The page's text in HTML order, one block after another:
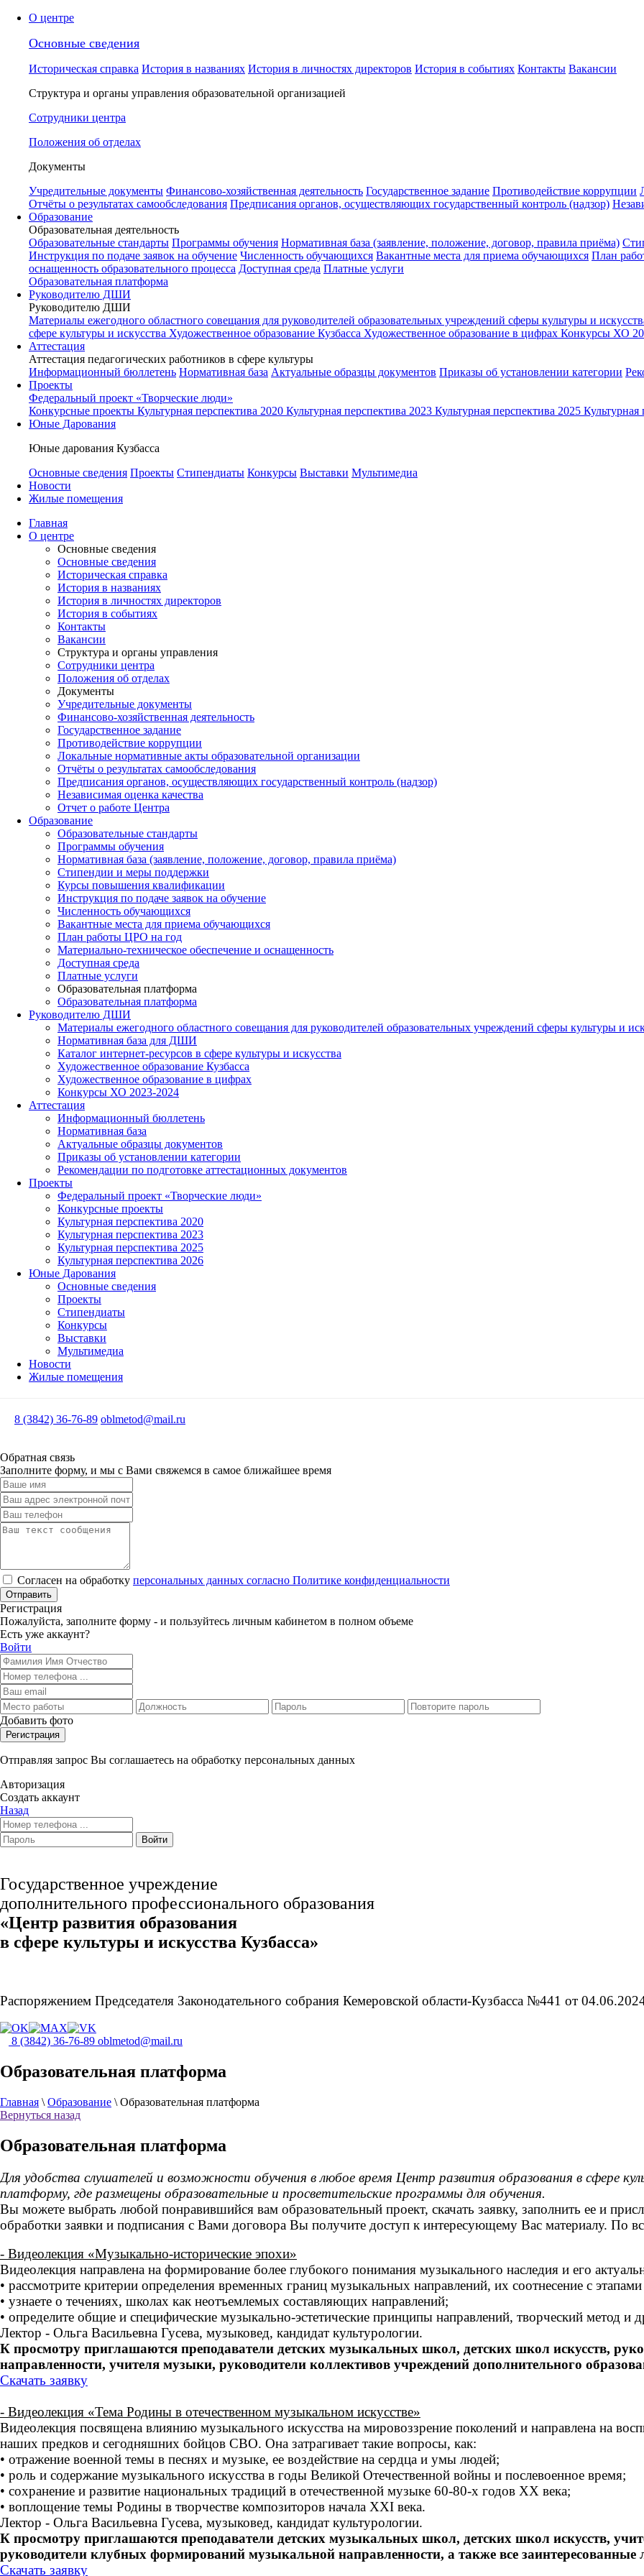
О центре
Основные сведения
Историческая справка История в названиях История в личностях директоров История в событиях Контакты Вакансии
Структура и органы управления образовательной организацией
Сотрудники центра
Положения об отделах
Документы
Учредительные документы Финансово-хозяйственная деятельность Государственное задание Противодействие коррупции
Отчёты о результатах самообследования Предписания органов, осуществляющих государственный контроль (надзор)
Образование
Образовательная деятельность
Образовательные стандарты Программы обучения Нормативная база (заявление, положение, договор, правила приёма)
Инструкция по подаче заявок на обучение Численность обучающихся Вакантные места для приема обучающихся План
оснащенность образовательного процесса Доступная среда Платные услуги
Образовательная платформа
Руководителю ДШИ
Руководителю ДШИ
Материалы ежегодного областного совещания для руководителей образовательных учреждений сферы культуры и
сфере культуры и искусства Художественное образование Кузбасса Художественное образование в цифрах Конкурсы ХО
Аттестация
Аттестация педагогических работников в сфере культуры
Информационный бюллетень Нормативная база Актуальные образцы документов Приказы об установлении категории
Проекты
Федеральный проект «Творческие люди»
Конкурсные проекты Культурная перспектива 2020 Культурная перспектива 2023 Культурная перспектива 2025 Культурная
Юные Дарования
Юные дарования Кузбасса
Основные сведения Проекты Стипендиаты Конкурсы Выставки Мультимедиа
Новости
Жилые помещения
Главная
О центре
Основные сведения
Основные сведения
Историческая справка
История в названиях
История в личностях директоров
История в событиях
Контакты
Вакансии
Структура и органы управления
Сотрудники центра
Положения об отделах
Документы
Учредительные документы
Финансово-хозяйственная деятельность
Государственное задание
Противодействие коррупции
Локальные нормативные акты образовательной организации
Отчёты о результатах самообследования
Предписания органов, осуществляющих государственный контроль (надзор)
Независимая оценка качества
Отчет о работе Центра
Образование
Образовательные стандарты
Программы обучения
Нормативная база (заявление, положение, договор, правила приёма)
Стипендии и меры поддержки
Курсы повышения квалификации
Инструкция по подаче заявок на обучение
Численность обучающихся
Вакантные места для приема обучающихся
План работы ЦРО на год
Материально-техническое обеспечение и оснащенность
Доступная среда
Платные услуги
Образовательная платформа
Образовательная платформа
Руководителю ДШИ
Материалы ежегодного областного совещания для руководителей образовательных учреждений сферы культуры и
Нормативная база для ДШИ
Каталог интернет-ресурсов в сфере культуры и искусства
Художественное образование Кузбасса
Художественное образование в цифрах
Конкурсы ХО 2023-2024
Аттестация
Информационный бюллетень
Нормативная база
Актуальные образцы документов
Приказы об установлении категории
Рекомендации по подготовке аттестационных документов
Проекты
Федеральный проект «Творческие люди»
Конкурсные проекты
Культурная перспектива 2020
Культурная перспектива 2023
Культурная перспектива 2025
Культурная перспектива 2026
Юные Дарования
Основные сведения
Проекты
Стипендиаты
Конкурсы
Выставки
Мультимедиа
Новости
Жилые помещения
8 (3842) 36-76-89 oblmetod@mail.ru
Обратная связь
Заполните форму, и мы с Вами свяжемся в самое ближайшее время
Согласен на обработку персональных данных согласно Политике конфиденциальности
Отправить
Регистрация
Пожалуйста, заполните форму - и пользуйтесь личным кабинетом в полном объеме
Есть уже аккаунт?
Войти
Добавить фото
Регистрация
Отправляя запрос Вы соглашаетесь на обработку персональных данных
Авторизация
Создать аккаунт
Назад
Войти
Государственное учреждение
дополнительного профессионального образования
«Центр развития образования
в сфере культуры и искусства Кузбасса»
Распоряжением Председателя Законодательного собрания Кемеровской области-Кузбасса №441 от
8 (3842) 36-76-89 oblmetod@mail.ru
Образовательная платформа
Главная \ Образование \ Образовательная платформа
Вернуться назад
Образовательная платформа
Для удобства слушателей и возможности обучения в любое время Центр развития образования в сфере
платформу, где размещены образовательные и просветительские программы для обучения.
Вы можете выбрать любой понравившийся вам образовательный проект, скачать заявку, заполнить ее и
обработки заявки и подписания с Вами договора Вы получите доступ к интересующему Вас материалу. По
- Видеолекция «Музыкально-исторические эпохи»
Видеолекция направлена на формирование более глубокого понимания музыкального наследия и его
• рассмотрите критерии определения временных границ музыкальных направлений, их соотнесение с
• узнаете о течениях, школах как неотъемлемых составляющих направлений;
• определите общие и специфические музыкально-эстетические принципы направлений, творческий метод и
Лектор - Ольга Васильевна Гусева, музыковед, кандидат культурологии.
К просмотру приглашаются преподаватели детских музыкальных школ, детских школ искусств,
направленности, учителя музыки, руководители коллективов учреждений дополнительного
Скачать заявку
- Видеолекция «Тема Родины в отечественном музыкальном искусстве»
Видеолекция посвящена влиянию музыкального искусства на мировоззрение поколений и направлена на
наших предков и сегодняшних бойцов СВО. Она затрагивает такие вопросы, как:
• отражение военной темы в песнях и музыке, ее воздействие на сердца и умы людей;
• роль и содержание музыкального искусства в годы Великой Отечественной войны и послевоенное время;
• сохранение и развитие национальных традиций в отечественной музыке 60-80-х годов ХХ века;
• воплощение темы Родины в творчестве композиторов начала XXI века.
Лектор - Ольга Васильевна Гусева, музыковед, кандидат культурологии.
К просмотру приглашаются преподаватели детских музыкальных школ, детских школ искусств,
руководители клубных формирований музыкальной направленности, а также все заинтересованные
Скачать заявку